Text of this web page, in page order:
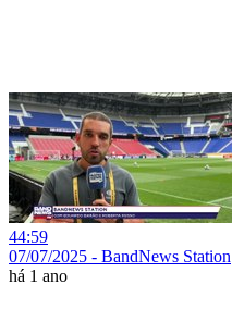
44:59
07/07/2025 - BandNews Station
há 1 ano